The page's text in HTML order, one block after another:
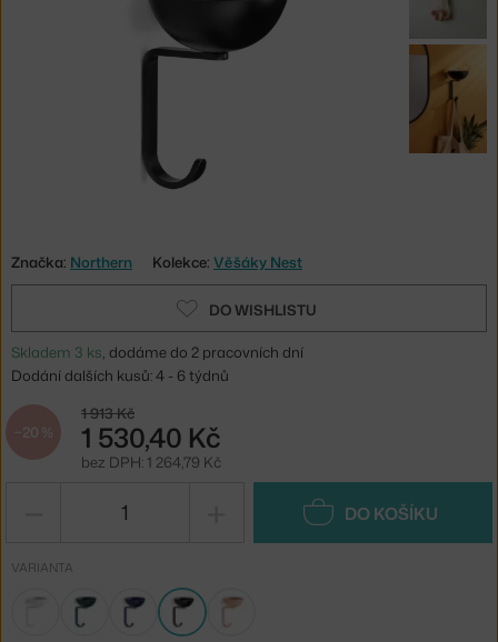
Značka: Northern Kolekce: Věšáky Nest
DO WISHLISTU
Skladem 3 ks, dodáme do 2 pracovních dní
Dodání dalších kusů: 4 - 6 týdnů
−20 %
1 913 Kč
1 530,40 Kč
bez DPH: 1 264,79 Kč
DO KOŠÍKU
VARIANTA